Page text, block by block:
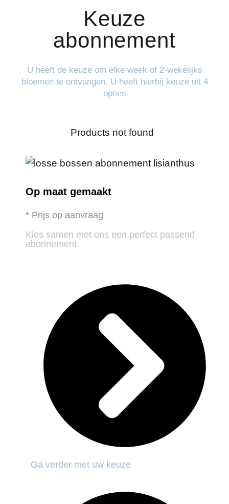
Keuze
abonnement
U heeft de keuze om elke week of 2-wekelijks
bloemen te ontvangen. U heeft hierbij keuze uit 4
opties
Products not found
Op maat gemaakt
* Prijs op aanvraag
Kies samen met ons een perfect passend
abonnement.
Ga verder met uw keuze